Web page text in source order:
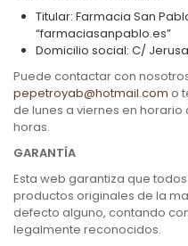
Titular: Farmacia San
“farmaciasanpablo.es”
Domicilio social: C/
Puede contactar con
pepetroyab@hotmail.com o
de lunes a viernes en horario
horas.
GARANTÍA
Esta web garantiza que
productos originales de la
defecto alguno, contando
legalmente reconocidos.